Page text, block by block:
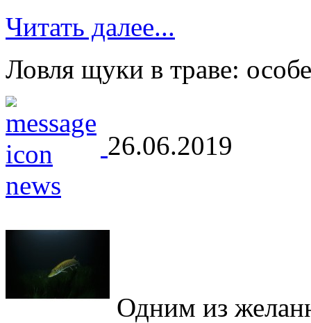
Читать далее...
Ловля щуки в траве:
26.06.2019
Одним из